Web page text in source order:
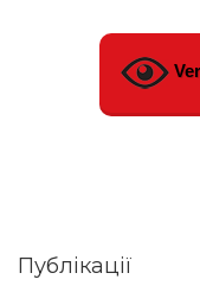
Публікації